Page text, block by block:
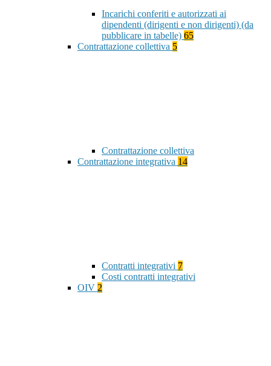
Incarichi conferiti e autorizzati ai
dipendenti (dirigenti e non dirigenti) (da
pubblicare in tabelle) 65
Contrattazione collettiva 5
Contrattazione collettiva
Contrattazione integrativa 14
Contratti integrativi 7
Costi contratti integrativi
OIV 2